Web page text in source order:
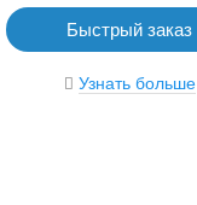
Быстрый заказ
Узнать больше